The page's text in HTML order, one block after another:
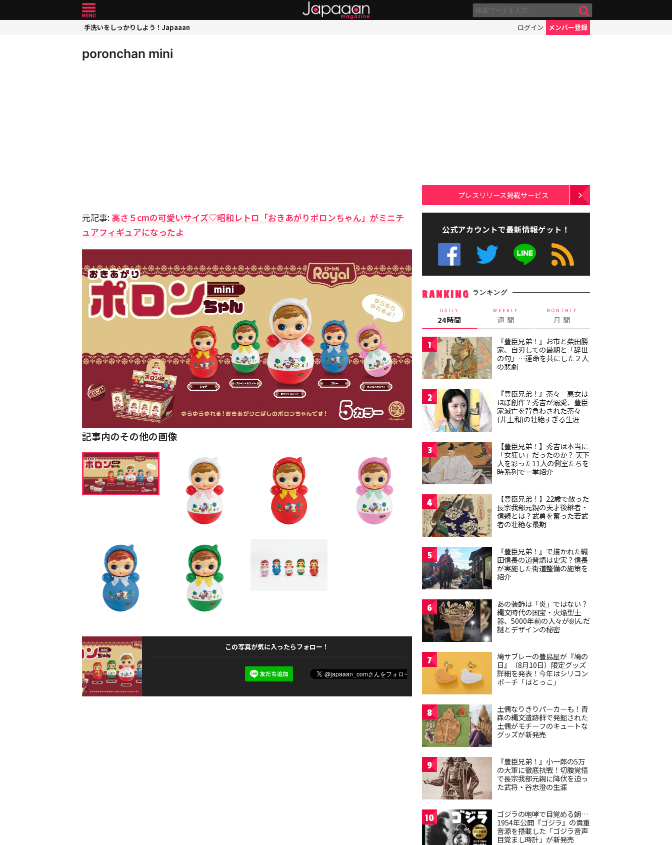
手洗いをしっかりしよう！Japaaan ログイン メンバー登録
poronchan mini
元記事: 高さ５cmの可愛いサイズ♡昭和レトロ「おきあがりポロンちゃん」がミニチ
ュアフィギュアになったよ
記事内のその他の画像
この写真が気に入ったらフォロー！
プレスリリース掲載サービス
公式アカウントで最新情報ゲット！
RANKING ランキング
DAILY
24時間
WEEKLY
週 間
MONTHLY
月 間
1
『豊臣兄弟！』お市と柴田勝
家、自刃しての最期と「辞世
の句」…運命を共にした２人
の悲劇
2
『豊臣兄弟！』茶々＝悪女は
ほぼ創作？秀吉が溺愛、豊臣
家滅亡を背負わされた茶々
(井上和)の壮絶すぎる生涯
3
【豊臣兄弟！】秀吉は本当に
「女狂い」だったのか？ 天下
人を彩った11人の側室たちを
時系列で一挙紹介
4
【豊臣兄弟！】22歳で散った
長宗我部元親の天才後継者・
信親とは？武勇を奮った若武
者の壮絶な最期
5
『豊臣兄弟！』で描かれた織
田信長の道普請は史実？信長
が実施した街道整備の施策を
紹介
6
あの装飾は「炎」ではない？
縄文時代の国宝・火焔型土
器、5000年前の人々が刻んだ
謎とデザインの秘密
7
鳩サブレーの豊島屋が『鳩の
日』（8月10日）限定グッズ
詳細を発表！今年はシリコン
ポーチ「はとっこ」
8
土偶なりきりパーカーも！青
森の縄文遺跡群で発掘された
土偶がモチーフのキュートな
グッズが新発売
9
『豊臣兄弟！』小一郎の5万
の大軍に徹底抗戦！切腹覚悟
で長宗我部元親に降伏を迫っ
た武将・谷忠澄の生涯
10
ゴジラの咆哮で目覚める朝…
1954年公開『ゴジラ』の貴重
音源を搭載した「ゴジラ音声
目覚まし時計」が新発売